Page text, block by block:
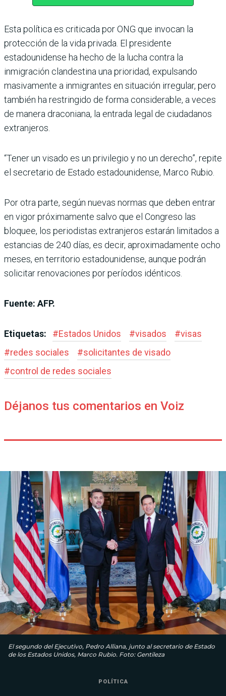
Esta política es criticada por ONG que invocan la
protección de la vida privada. El presidente
estadounidense ha hecho de la lucha contra la
inmigración clandestina una prioridad, expulsando
masivamente a inmigrantes en situación irregular, pero
también ha restringido de forma considerable, a veces
de manera draconiana, la entrada legal de ciudadanos
extranjeros.
“Tener un visado es un privilegio y no un derecho”, repite
el secretario de Estado estadounidense, Marco Rubio.
Por otra parte, según nuevas normas que deben entrar
en vigor próximamente salvo que el Congreso las
bloquee, los periodistas extranjeros estarán limitados a
estancias de 240 días, es decir, aproximadamente ocho
meses, en territorio estadounidense, aunque podrán
solicitar renovaciones por períodos idénticos.
Fuente: AFP.
Etiquetas: #Estados Unidos #visados #visas
#redes sociales #solicitantes de visado
#control de redes sociales
Déjanos tus comentarios en Voiz
El segundo del Ejecutivo, Pedro Alliana, junto al secretario de Estado
de los Estados Unidos, Marco Rubio. Foto: Gentileza
POLÍTICA